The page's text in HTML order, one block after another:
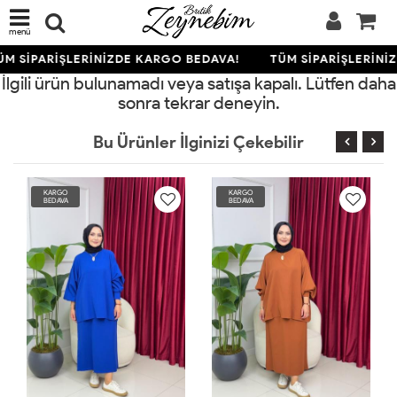
menü
SİPARİŞLERİNİZDE KARGO BEDAVA! TÜM
İlgili ürün bulunamadı veya satışa kapalı. Lütfen daha
sonra tekrar deneyin.
Bu Ürünler İlginizi Çekebilir
KARGO
BEDAVA
KARGO
BEDAVA